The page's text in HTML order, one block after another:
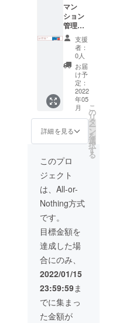
マン
ション
管理
士.com
企業
バナー
広告（6
年間）
支援
者：
0人
お届
け予
定：
2022
年05
月
詳細を見る
こ
の
リ
タ
ー
ン
を
選
択
す
る
このプロ
ジェクト
は、All-or-
Nothing方式
です。
目標金額を
達成した場
合にのみ、
2022/01/15
23:59:59ま
でに集まっ
た金額が